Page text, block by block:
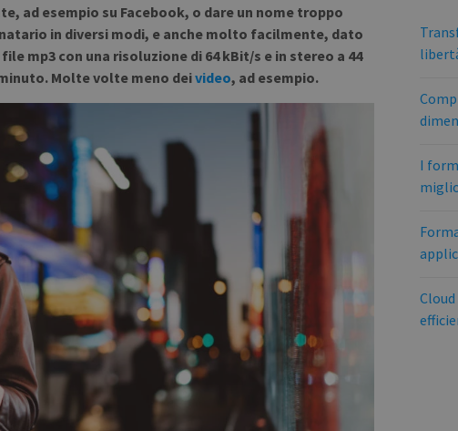
ad esempio su Facebook, o dare un nome troppo
in diversi modi, e anche molto facilmente, dato
mp3 con una risoluzione di 64 kBit/s e in stereo a 44
Molte volte meno deivideo, ad esempio.
I